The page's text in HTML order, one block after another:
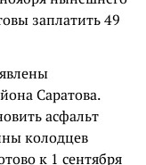
заплатить 49
Саратова.
асфальт
колодцев
к 1 сентября